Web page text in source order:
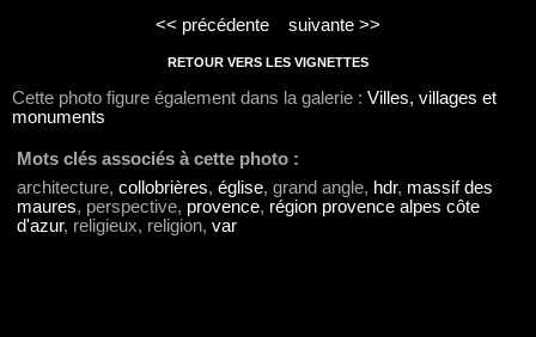
<< précédente suivante >>
RETOUR VERS LES VIGNETTES
Cette photo figure également dans la galerie : Villes, villages et
monuments
Mots clés associés à cette photo :
architecture, collobrières, église, grand angle, hdr, massif des
maures, perspective, provence, région provence alpes côte
d'azur, religieux, religion, var